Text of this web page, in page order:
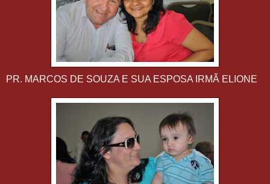
PR. MARCOS DE SOUZA E SUA ESPOSA IRMÃ ELIONE